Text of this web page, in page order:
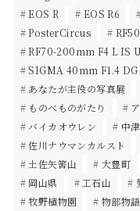
EOS R
EOS R6
PosterCircus
RF70-200mm F4 L IS
SIGMA 40mm F1.4
あなたが主役の写真展
ものべものがたり
バイカオウレン
中
佐川ナウマンカルスト
土佐矢筈山
大豊町
岡山県
工石山
牧野植物園
物部物語